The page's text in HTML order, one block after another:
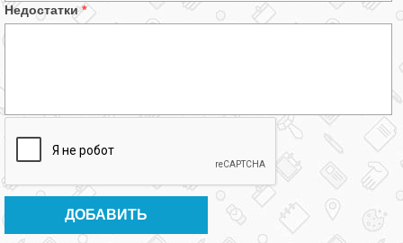
Недостатки*